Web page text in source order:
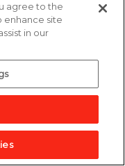
套餐好禮即享券
加入兌換清單
agree to the
enhance site
in our